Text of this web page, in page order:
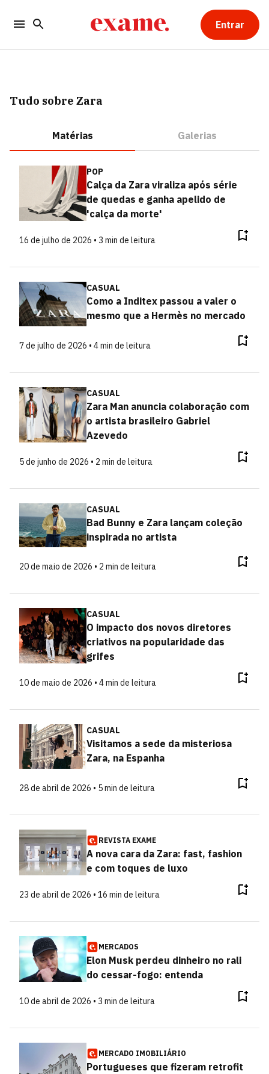
Entrar
Tudo sobre Zara
Matérias Galerias
POP
Calça da Zara viraliza após série
de quedas e ganha apelido de
'calça da morte'
16 de julho de 2026 • 3 min de leitura
CASUAL
Como a Inditex passou a valer o
mesmo que a Hermès no mercado
7 de julho de 2026 • 4 min de leitura
CASUAL
Zara Man anuncia colaboração com
o artista brasileiro Gabriel
Azevedo
5 de junho de 2026 • 2 min de leitura
CASUAL
Bad Bunny e Zara lançam coleção
inspirada no artista
20 de maio de 2026 • 2 min de leitura
CASUAL
O impacto dos novos diretores
criativos na popularidade das
grifes
10 de maio de 2026 • 4 min de leitura
CASUAL
Visitamos a sede da misteriosa
Zara, na Espanha
28 de abril de 2026 • 5 min de leitura
REVISTA EXAME
A nova cara da Zara: fast, fashion
e com toques de luxo
23 de abril de 2026 • 16 min de leitura
MERCADOS
Elon Musk perdeu dinheiro no rali
do cessar-fogo: entenda
10 de abril de 2026 • 3 min de leitura
MERCADO IMOBILIÁRIO
Portugueses que fizeram retrofit